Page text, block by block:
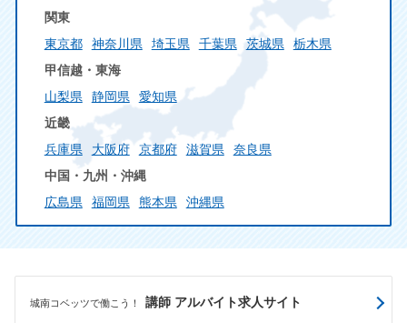
関東
東京都
神奈川県 埼玉県 千葉県 茨城県
栃木県
甲信越・東海
山梨県
静岡県
愛知県
近畿
兵庫県
大阪府 京都府 滋賀県
奈良県
中国・九州・沖縄
広島県
福岡県 熊本県 沖縄県
城南コベッツで働こう！ 講師 アルバイト求人サイト